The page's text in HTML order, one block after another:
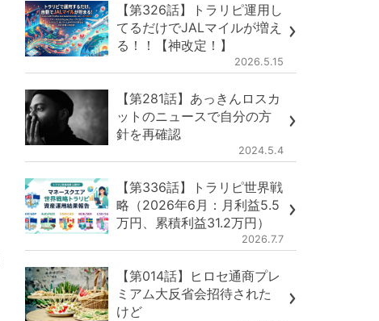
【第326話】トラリピ運用し
てるだけでJALマイルが増え
る！！【神改定！】
2026.5.15
【第281話】あっきんロスカ
ットのニュースで自分の方
針を再確認
2024.5.4
【第336話】トラリピ世界戦
略（2026年6月：月利益5.5
万円、累積利益31.2万円）
2026.7.7
【第014話】ヒロセ通商プレ
ミアム大反省会招待された
けど